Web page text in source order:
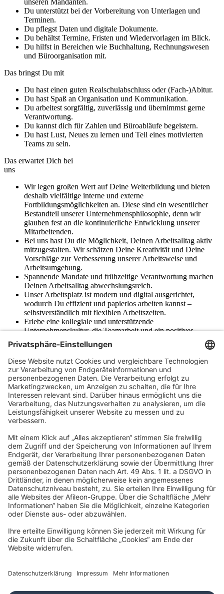
unseren Mandanten.
Du unterstützt bei der Vorbereitung von Unterlagen und
Terminen.
Du pflegst Daten und digitale Dokumente.
Du behältst Termine, Fristen und Wiedervorlagen im Blick.
Du hilfst in Bereichen wie Buchhaltung, Rechnungswesen
und Büroorganisation mit.
Das bringst Du mit
Du hast einen guten Realschulabschluss oder (Fach-)Abitur.
Du hast Spaß an Organisation und Kommunikation.
Du arbeitest sorgfältig, zuverlässig und übernimmst gerne
Verantwortung.
Du kannst dich für Zahlen und Büroabläufe begeistern.
Du hast Lust, Neues zu lernen und Teil eines motivierten
Teams zu sein.
Das erwartet Dich bei
uns
Wir legen großen Wert auf Deine Weiterbildung und bieten
deshalb vielfältige interne und externe
Fortbildungsmöglichkeiten an. Diese sind ein wesentlicher
Bestandteil unserer Unternehmensphilosophie, denn wir
glauben fest an die kontinuierliche Entwicklung unserer
Mitarbeitenden.
Bei uns hast Du die Möglichkeit, Deinen Arbeitsalltag aktiv
mitzugestalten. Wir schätzen Deine Kreativität und Deine
Vorschläge zur Verbesserung unserer Arbeitsweise und
Arbeitsumgebung.
Spannende Mandate und frühzeitige Verantwortung machen
Deinen Arbeitsalltag abwechslungsreich.
Unser Arbeitsplatz ist modern und digital ausgerichtet,
wodurch Du effizient und papierlos arbeiten kannst –
selbstverständlich mit flexiblen Arbeitszeiten.
Erlebe eine kollegiale und unterstützende
Unternehmenskultur, die Teamarbeit und ein positives
Arbeitsklima fördert. Bei uns zählt jeder Einzelne, und wir
fördern ein Umfeld, in dem sich alle wohl und geschätzt
fühlen.
Profitiere von beiden Welten: Werde Teil einer regional
verwurzelten Kanzlei mit familiärem Betriebsklima sowie
flachen Hierarchien und entdecke gleichzeitig die
Möglichkeiten und Perspektiven der bundesweit agierenden
Afileon Gruppe.
Werde Teil des
Du möchtest in einer innovativen, digitalisierten Gruppe für
Steuerberatung, Wirtschaftsprüfung und Rechtsberatung arbeiten
und dabei aktiv zum Wachstum beitragen? Dann bist Du hier genau
richtig!
Bei uns sind alle Menschen willkommen - unabhängig von
Geschlecht, Nationalität, ethnischer und sozialer Herkunft,
Religion/Weltanschauung, Behinderung, Alter sowie sexueller
Orientierung.
Jetzt bewerben
Dein persönlicher Kontakt
Human Resources